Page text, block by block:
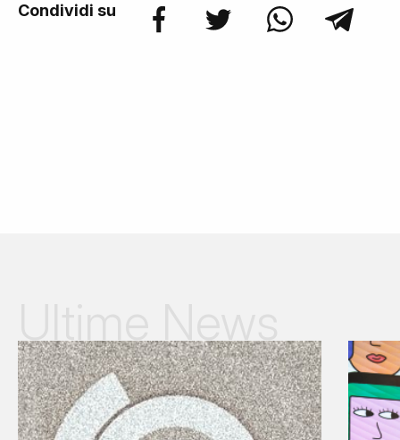
Condividi su